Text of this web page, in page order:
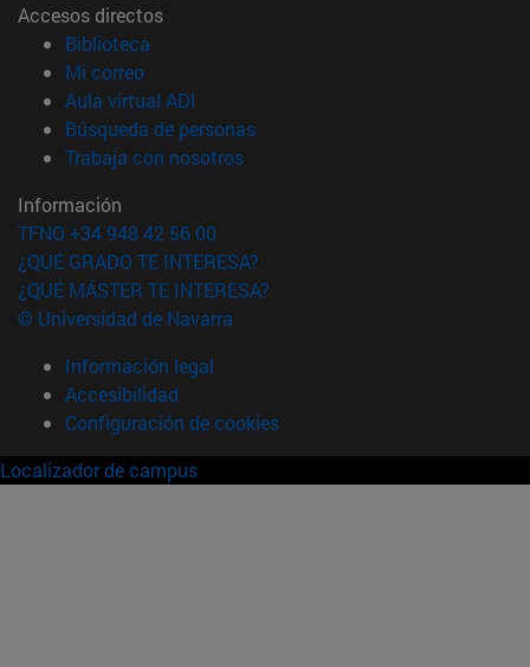
Accesos directos
Biblioteca
Mi correo(abre en nueva ventana)
Aula virtual ADI
Búsqueda de personas(abre en nueva ventana)
Trabaja con nosotros(abre en nueva ventana)
Información
TFNO +34 948 42 56 00
¿QUÉ GRADO TE INTERESA?
¿QUÉ MÁSTER TE INTERESA?
© Universidad de Navarra
Información legal
Accesibilidad
Configuración de cookies
Localizador de campus